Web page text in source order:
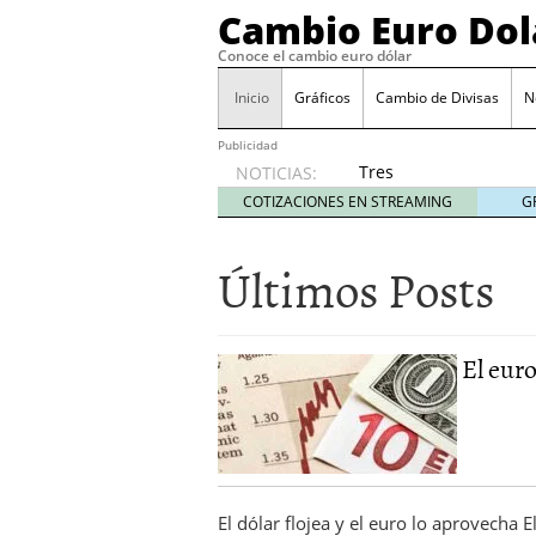
Cambio Euro
Conoce el cambio euro dólar
Inicio Gráficos Cambio de Divisas
Publicidad
NOTICIAS:
Tres
escenarios
posibles
según
las
de la Fed
y el BCE
26/01/2026
Informe de mercado:
del dólar 21/01/2026
Qué está moviendo
convierten en foco
COTIZACIONES EN STREAMING
Últimos Posts
El
El dólar flojea y el euro lo aprovecha